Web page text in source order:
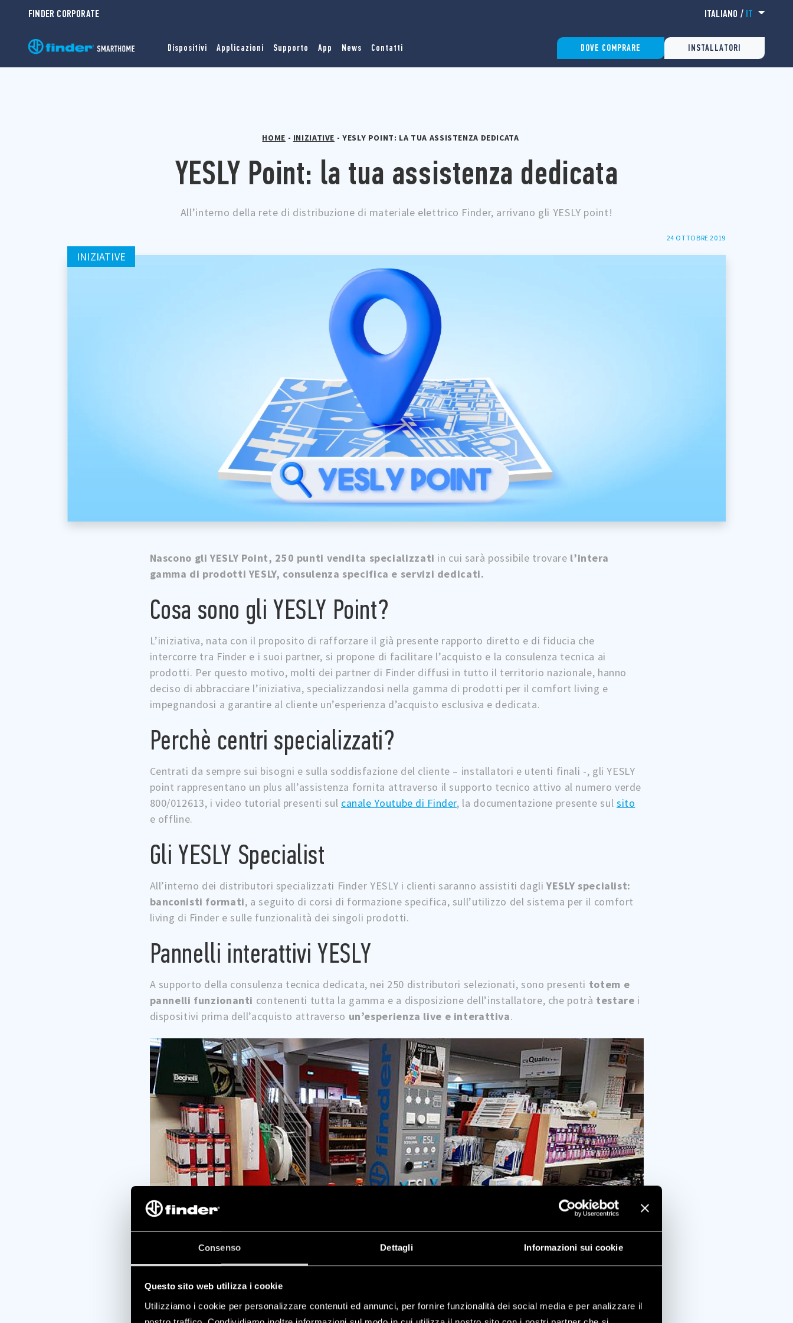
Consenso Dettagli Informazioni sui cookie
Questo sito web utilizza i cookie
Utilizziamo i cookie per personalizzare contenuti ed annunci, per fornire funzionalità dei social media e per analizzare il
FINDER CORPORATE ITALIANO / IT
Dispositivi Applicazioni Supporto App News Contatti DOVE COMPRARE INSTALLATORI
HOME - INIZIATIVE -YESLY POINT: LA TUA ASSISTENZA DEDICATA
YESLY Point: la tua assistenza dedicata
All’interno della rete di distribuzione di materiale elettrico Finder, arrivano gli YESLY point!
24 OTTOBRE 2019
INIZIATIVE
Nascono gli YESLY Point, 250 punti vendita specializzati in cui sarà possibile trovare l’intera
gamma di prodotti YESLY, consulenza specifica e servizi dedicati.
Cosa sono gli YESLY Point?
L’iniziativa, nata con il proposito di rafforzare il già presente rapporto diretto e di fiducia che
intercorre tra Finder e i suoi partner, si propone di facilitare l’acquisto e la consulenza tecnica ai
prodotti. Per questo motivo, molti dei partner di Finder diffusi in tutto il territorio nazionale, hanno
deciso di abbracciare l’iniziativa, specializzandosi nella gamma di prodotti per il comfort living e
impegnandosi a garantire al cliente un’esperienza d’acquisto esclusiva e dedicata.
Perchè centri specializzati?
Centrati da sempre sui bisogni e sulla soddisfazione del cliente – installatori e utenti finali -, gli YESLY
point rappresentano un plus all’assistenza fornita attraverso il supporto tecnico attivo al numero verde
800/012613, i video tutorial presenti sul canale Youtube di Finder, la documentazione presente sul sito
e offline.
Gli YESLY Specialist
All’interno dei distributori specializzati Finder YESLY i clienti saranno assistiti dagliYESLY specialist:
banconisti formati, a seguito di corsi di formazione specifica, sull’utilizzo del sistema per il comfort
living di Finder e sulle funzionalità dei singoli prodotti.
Pannelli interattivi YESLY
A supporto della consulenza tecnica dedicata, nei 250 distributori selezionati, sono presenti totem e
pannelli funzionanti contenenti tutta la gamma e a disposizione dell’installatore, che potrà testare i
dispositivi prima dell’acquisto attraverso un’esperienza live e interattiva.